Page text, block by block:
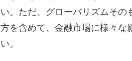
い。ただ、グローバリズムその
方を含めて、金融市場に様々な
い。